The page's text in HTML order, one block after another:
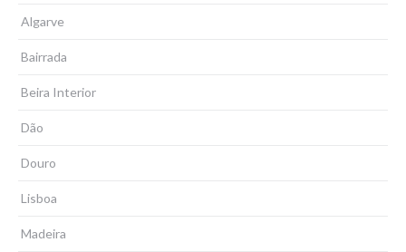
Algarve
Bairrada
Beira Interior
Dão
Douro
Lisboa
Madeira